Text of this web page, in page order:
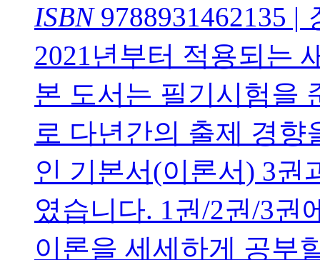
ISBN9788931462135 |
2021년부터 적용되는
본 도서는 필기시험을
로 다년간의 출제 경향
인 기본서(이론서) 3권
였습니다. 1권/2권/3권
이론을 세세하게 공부